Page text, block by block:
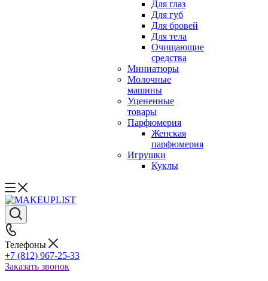
Для глаз
Для губ
Для бровей
Для тела
Очищающие
средства
Миниатюры
Молочные
машины
Уцененные
товары
Парфюмерия
Женская
парфюмерия
Игрушки
Куклы
Телефоны
+7 (812) 967-25-33
Заказать звонок